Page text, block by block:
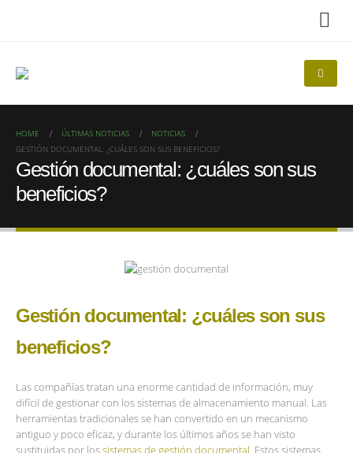
HOME ÚLTIMAS NOTICIAS
NOTICIAS
GESTIÓN DOCUMENTAL: ¿CUÁLES SON SUS BENEFICIOS?
Gestión documental: ¿cuáles son sus
beneficios?
Gestión documental: ¿cuáles son sus
beneficios?
Las compañías tratan una enorme cantidad de información, muy
difícil de gestionar con los sistemas de almacenamiento manual. Las
herramientas tradicionales se han convertido en un mecanismo
antiguo y poco eficaz, y durante los últimos años se han visto
sustituidas por lossistemas de gestión documental . Estos sistemas